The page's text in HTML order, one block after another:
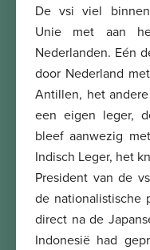
De vsi viel binnen
Unie met aan
Nederlanden. Eén
door Nederland
Antillen, het
een eigen leger,
bleef aanwezig
Indisch Leger, het
President van de
de nationalistische
direct na de
Indonesië had